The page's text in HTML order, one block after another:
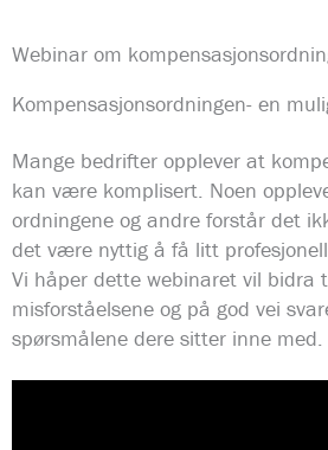
Webinar om
Kompensasjonsordningen- en
Mange bedrifter opplever at
kan være komplisert. Noen
ordningene og andre forstår det
det være nyttig å få litt
Vi håper dette webinaret vil bidra
misforståelsene og på god vei
spørsmålene dere sitter inne med.